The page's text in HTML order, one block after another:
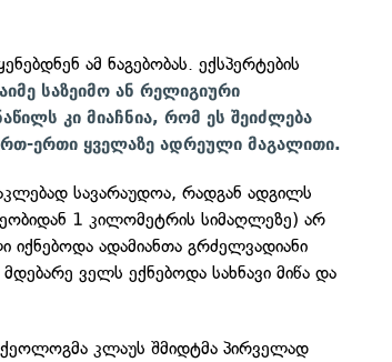
ამ ნაგებობას. ექსპერტების
საზეიმო ან რელიგიური
კი მიაჩნია, რომ ეს შეიძლება
ერთი ყველაზე ადრეული მაგალითი.
სავარაუდოა, რადგან ადგილს
1 კილომეტრის სიმაღლეზე) არ
იქნებოდა ადამიანთა გრძელვადიანი
ველს ექნებოდა სახნავი მიწა და
კლაუს შმიდტმა პირველად